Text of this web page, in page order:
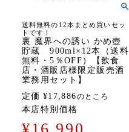
送料無料の12本まとめ買いセッ
トです！
裏 魔界への誘い かめ壺
貯蔵 900ml×12本（送料
無料・5％OFF）【飲食
店・酒販店様限定販売酒
業務用セット】
定価 ¥17,886のところ
本店特別価格